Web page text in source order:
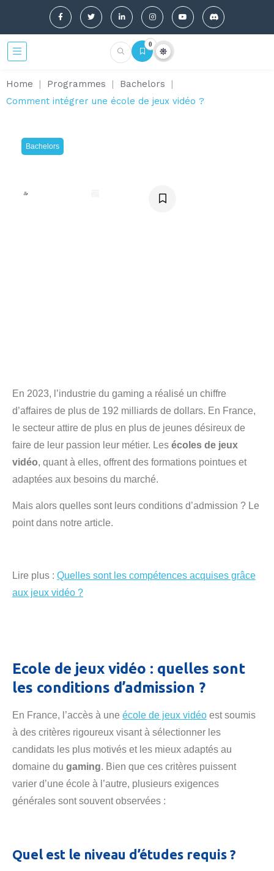
0
Home | Programmes | Bachelors
|
Comment intégrer une école de jeux vidéo ?
Bachelors
En 2023, l’industrie du gaming a réalisé un chiffre
d’affaires de plus de 192 milliards de dollars. En France,
le secteur attire de plus en plus de jeunes désireux de
faire de leur passion leur métier. Les écoles de jeux
vidéo, quant à elles, offrent des formations pointues et
adaptées aux besoins du marché.
Mais alors quelles sont leurs conditions d’admission ? Le
point dans notre article.
Lire plus : Quelles sont les compétences acquises grâce
aux jeux vidéo ?
Ecole de jeux vidéo : quelles sont
les conditions d’admission ?
En France, l’accès à une école de jeux vidéo est soumis
à des critères rigoureux visant à sélectionner les
candidats les plus motivés et les mieux adaptés au
domaine du gaming. Bien que ces critères puissent
varier d’une école à l’autre, plusieurs exigences
générales sont souvent observées :
Quel est le niveau d’études requis ?